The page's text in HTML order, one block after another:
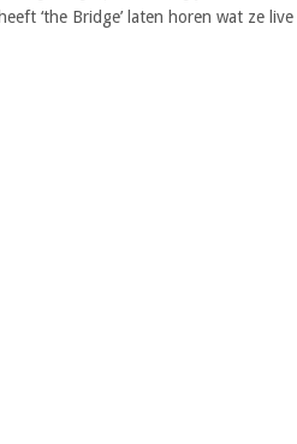
‘the Bridge’ laten horen wat ze live